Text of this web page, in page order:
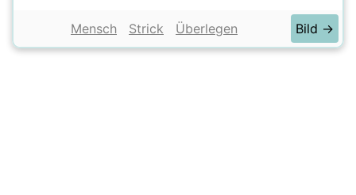
Mensch Strick Überlegen Bild →